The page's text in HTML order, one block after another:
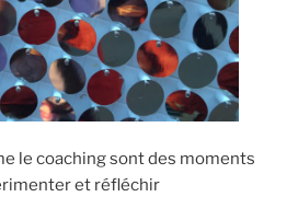
le coaching sont des moments
et réfléchir